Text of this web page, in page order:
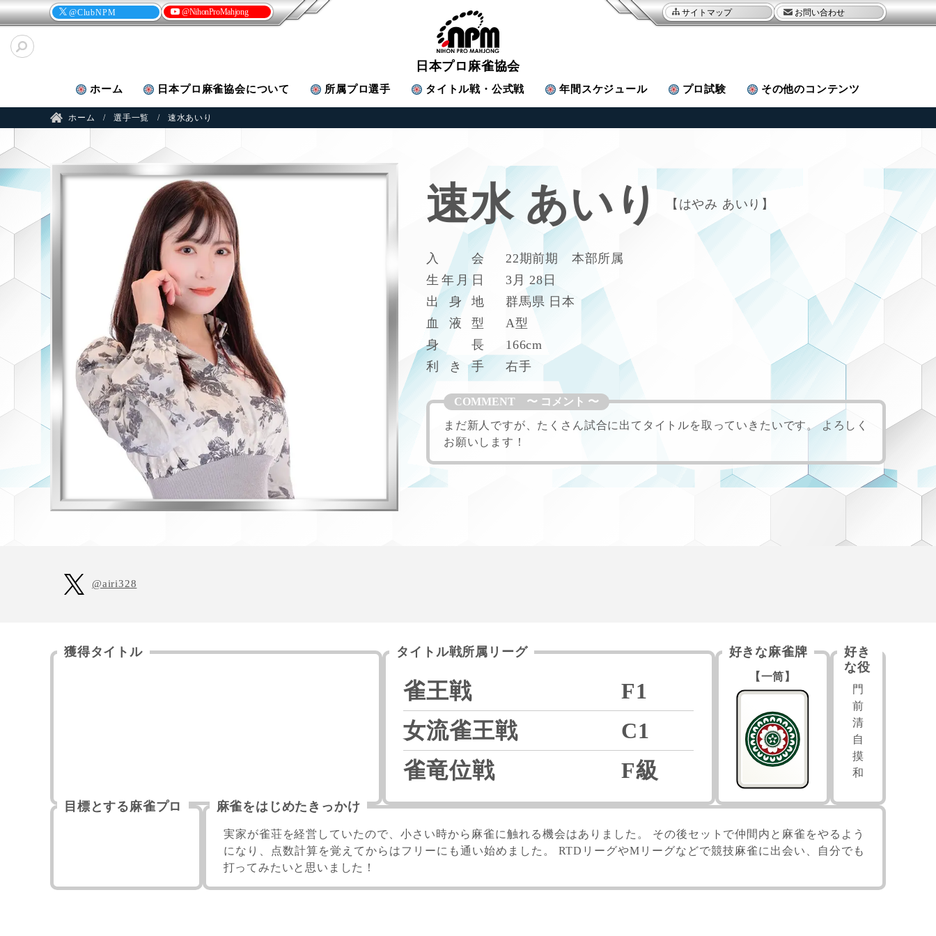
@ClubNPM @NihonProMahjong サイトマップ お問い合わせ
日本プロ麻雀協会
ホーム 日本プロ麻雀協会について 所属プロ選手 タイトル戦・公式戦 年間スケジュール プロ試験 その他のコンテンツ
ホーム 選手一覧 速水あいり
速水 あいり はやみ あいり
入 会
22期前期 本部所属
生 年 月 日
3月 28日
出
身 地
群馬県 日本
血
液 型
A型
身
長
166cm
利
き 手 右手
まだ新人ですが、たくさん試合に出てタイトルを取っていきたいです。 よろしく
お願いします！
@airi328
獲得タイトル タイトル戦所属リーグ
雀王戦
F1
女流雀王戦
C1
雀竜位戦
F級
好きな麻雀牌
【一筒】
好き
な役
門
前
清
自
摸
和
目標とする麻雀プロ 麻雀をはじめたきっかけ
実家が雀荘を経営していたので、小さい時から麻雀に触れる機会はありました。 その後セットで仲間内と麻雀をやるよう
になり、点数計算を覚えてからはフリーにも通い始めました。 RTDリーグやMリーグなどで競技麻雀に出会い、自分でも
打ってみたいと思いました！